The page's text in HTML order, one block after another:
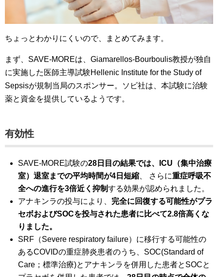
ちょっとわかりにくいので、まとめてみます。
まず、SAVE-MOREは、Giamarellos-Bourboulis教授が独自
に実施した医師主導試験Hellenic Institute for the Study of
Sepsisが規制当局のスポンサー。ソビ社は、本試験に治験
薬と資金を提供しているようです。
有効性
SAVE-MORE試験の28日目の結果では、ICU（集中治療
室）退室までの平均時間が4日短縮 、 さらに重症呼吸不
全への進行を3倍近く抑制する効果が認められました。
アナキンラの投与により、 完全に回復する可能性がプラ
セボおよびSOCを投与された患者に比べて2.8倍高くな
りました。
SRF（Severe respiratory failure）に移行する可能性の
あるCOVIDの重症肺炎患者のうち、SOC(Standard of
Care；標準治療)とアナキンラを併用した患者とSOCと